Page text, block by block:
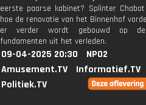
eerste paarse kabinet? Splinter
hoe de renovatie van het Binnenhof
er verder wordt gebouwd op
fundamenten uit het verleden.
09-04-2025 20:30
NPO2
Amusement.TV
Informatief.TV
Politiek.TV